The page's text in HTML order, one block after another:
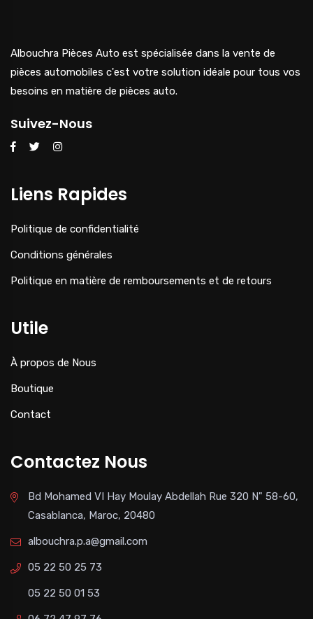
Albouchra Pièces Auto est spécialisée dans la vente de
pièces automobiles c'est votre solution idéale pour tous vos
besoins en matière de pièces auto.
Suivez-Nous
Liens Rapides
Politique de confidentialité
Conditions générales
Politique en matière de remboursements et de retours
Utile
À propos de Nous
Boutique
Contact
Contactez Nous
Bd Mohamed VI Hay Moulay Abdellah Rue 320 N" 58-60,
Casablanca, Maroc, 20480
albouchra.p.a@gmail.com
05 22 50 25 73
05 22 50 01 53